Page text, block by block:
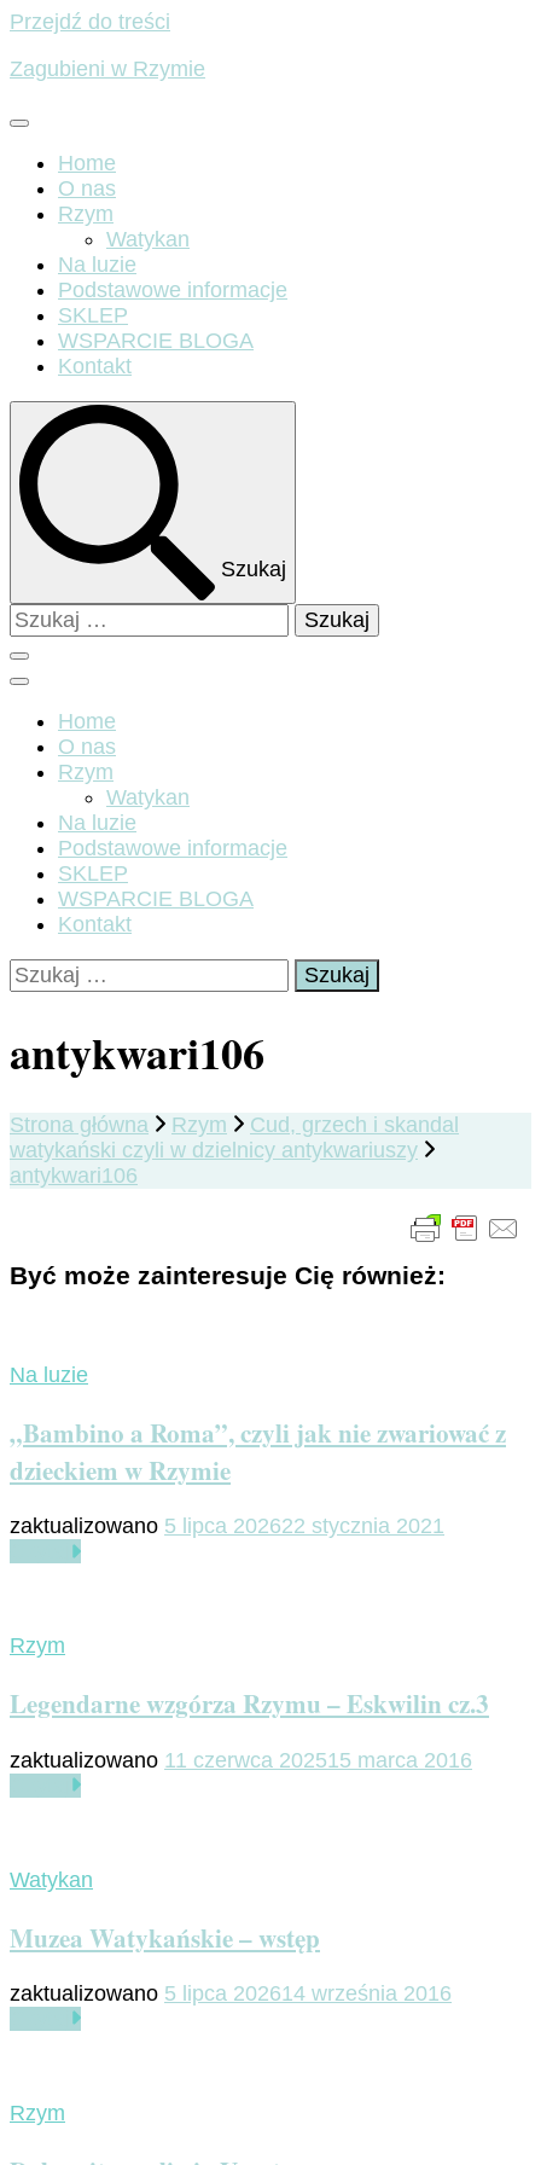
Przejdź do treści
Zagubieni w Rzymie
Home
O nas
Rzym
Watykan
Na luzie
Podstawowe informacje
SKLEP
WSPARCIE BLOGA
Kontakt
Szukaj
Szukaj:
Home
O nas
Rzym
Watykan
Na luzie
Podstawowe informacje
SKLEP
WSPARCIE BLOGA
Kontakt
Szukaj:
antykwari106
Strona główna Rzym
Cud, grzech i skandal
watykański czyli w dzielnicy antykwariuszy
antykwari106
Być może zainteresuje Cię również:
Na luzie
„Bambino a Roma”, czyli jak nie zwariować z
dzieckiem w Rzymie
zaktualizowano 5 lipca 202622 stycznia 2021
Rzym
Legendarne wzgórza Rzymu – Eskwilin cz.3
zaktualizowano 11 czerwca 202515 marca 2016
Watykan
Muzea Watykańskie – wstęp
zaktualizowano 5 lipca 202614 września 2016
Rzym